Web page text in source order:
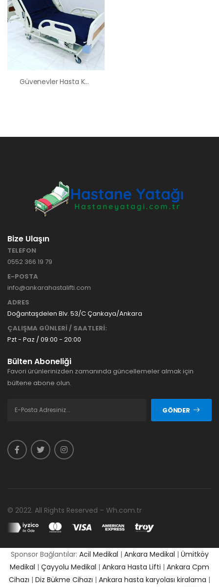
MOTORLU
KARYOLASI
ANKARA
HASTA
KARYOLASI
HK-70 – 3
KİRALAMA
KARYOLASI
Yatak
Hasta
Yatağı
Güvenevler Hasta Karyolası Kiralama Satış Fiyatları
Bize Ulaşın
TELEFON
0552 366 19 79
E-POSTA
info@ankarahastalifti.com
ADRES
Doğantaşdelen Blv. 53/C Çankaya/Ankara
ÇALIŞMA GÜNLERİ / SAATLERİ:
Pzt - Paz / 09:00 - 20:00
Bülten Aboneliği
Favori ürünlerinizden zamanında güncellemeler almak için
bültene abone olun.
GÖNDER
© 2022. All Rights Reserved – Wh.com.tr
Sponsor Bağlantılar: Acil Medikal | Ankara Medikal | Ümitköy
Medikal | Çayyolu Medikal | Ankara Hasta Lifti | Ankara Cpm
Cihazı | Diz Bükme Cihazı | Ankara hasta karyolası kiralama |